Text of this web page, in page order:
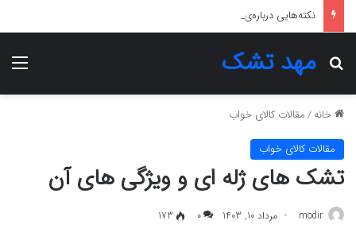
نکته‌هایی درباره‌ی انتخاب پتوی مناسب
مهد تشک
جستجو برای
خانه/مقالات کالای خواب
مقالات کالای خواب
تشک های ژله ای و ویژگی های آن
modir مرداد 10, 1403 0
173